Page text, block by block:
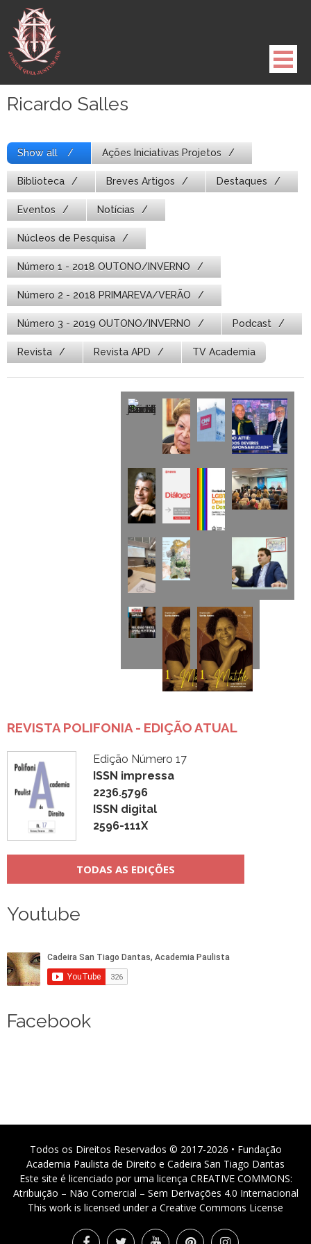
para
conteúdo
Ricardo Salles
Show all Ações Iniciativas Projetos
Biblioteca Breves Artigos Destaques
Eventos Notícias
Núcleos de Pesquisa
Número 1 - 2018 OUTONO/INVERNO
Número 2 - 2018 PRIMAREVA/VERÃO
Número 3 - 2019 OUTONO/INVERNO Podcast
Revista Revista APD TV Academia
REVISTA POLIFONIA - EDIÇÃO ATUAL
Edição Número 17
ISSN impressa
2236.5796
ISSN digital
2596-111X
TODAS AS EDIÇÕES
Youtube
Facebook
Todos os Direitos Reservados © 2017-2026 • Fundação
Academia Paulista de Direito e Cadeira San Tiago Dantas
Este site é licenciado por uma licença CREATIVE COMMONS:
Atribuição – Não Comercial – Sem Derivações 4.0 Internacional
This work is licensed under a Creative Commons License